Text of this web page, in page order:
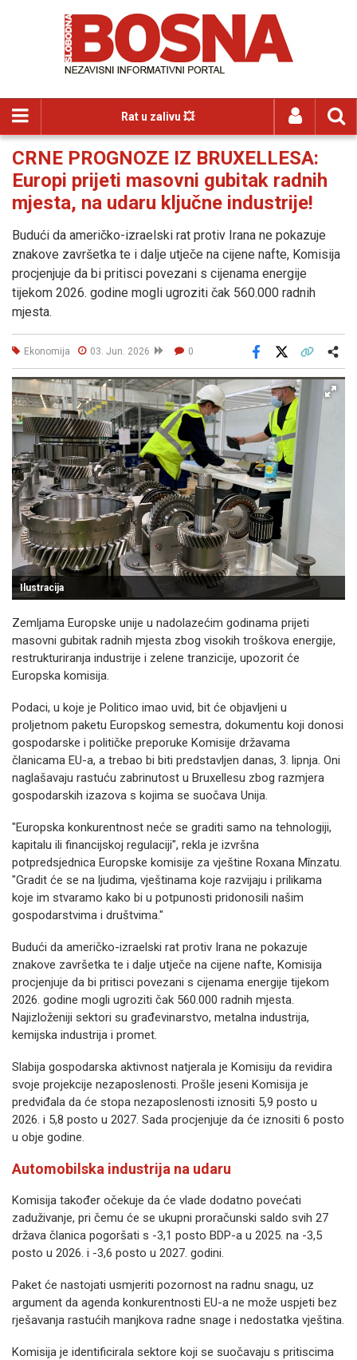
Rat u zalivu 💥
CRNE PROGNOZE IZ BRUXELLESA:
Europi prijeti masovni gubitak radnih
mjesta, na udaru ključne industrije!
Budući da američko-izraelski rat protiv Irana ne pokazuje
znakove završetka te i dalje utječe na cijene nafte, Komisija
procjenjuje da bi pritisci povezani s cijenama energije
tijekom 2026. godine mogli ugroziti čak 560.000 radnih
mjesta.
Ekonomija 03. Jun. 2026 0
Facebook
Ilustracija
Zemljama Europske unije u nadolazećim godinama prijeti
masovni gubitak radnih mjesta zbog visokih troškova energije,
restrukturiranja industrije i zelene tranzicije, upozorit će
Europska komisija.
Podaci, u koje je Politico imao uvid, bit će objavljeni u
proljetnom paketu Europskog semestra, dokumentu koji donosi
gospodarske i političke preporuke Komisije državama
članicama EU-a, a trebao bi biti predstavljen danas, 3. lipnja. Oni
naglašavaju rastuću zabrinutost u Bruxellesu zbog razmjera
gospodarskih izazova s kojima se suočava Unija.
"Europska konkurentnost neće se graditi samo na tehnologiji,
kapitalu ili financijskoj regulaciji", rekla je izvršna
potpredsjednica Europske komisije za vještine Roxana Mînzatu.
"Gradit će se na ljudima, vještinama koje razvijaju i prilikama
koje im stvaramo kako bi u potpunosti pridonosili našim
gospodarstvima i društvima."
Budući da američko-izraelski rat protiv Irana ne pokazuje
znakove završetka te i dalje utječe na cijene nafte, Komisija
procjenjuje da bi pritisci povezani s cijenama energije tijekom
2026. godine mogli ugroziti čak 560.000 radnih mjesta.
Najizloženiji sektori su građevinarstvo, metalna industrija,
kemijska industrija i promet.
Slabija gospodarska aktivnost natjerala je Komisiju da revidira
svoje projekcije nezaposlenosti. Prošle jeseni Komisija je
predviđala da će stopa nezaposlenosti iznositi 5,9 posto u
2026. i 5,8 posto u 2027. Sada procjenjuje da će iznositi 6 posto
u obje godine.
Automobilska industrija na udaru
Komisija također očekuje da će vlade dodatno povećati
zaduživanje, pri čemu će se ukupni proračunski saldo svih 27
država članica pogoršati s -3,1 posto BDP-a u 2025. na -3,5
posto u 2026. i -3,6 posto u 2027. godini.
Paket će nastojati usmjeriti pozornost na radnu snagu, uz
argument da agenda konkurentnosti EU-a ne može uspjeti bez
rješavanja rastućih manjkova radne snage i nedostatka vještina.
Komisija je identificirala sektore koji se suočavaju s pritiscima